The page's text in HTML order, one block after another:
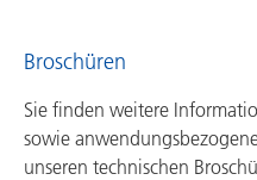
Broschüren
Sie finden weitere
sowie
unseren technischen